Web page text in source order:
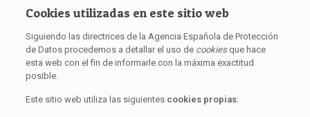
Cookies utilizadas en este sitio web
Siguiendo las directrices de la Agencia Española de Protección
de Datos procedemos a detallar el uso de cookiesque hace
esta web con el fin de informarle con la máxima exactitud
posible.
Este sitio web utiliza las siguientes cookies propias: